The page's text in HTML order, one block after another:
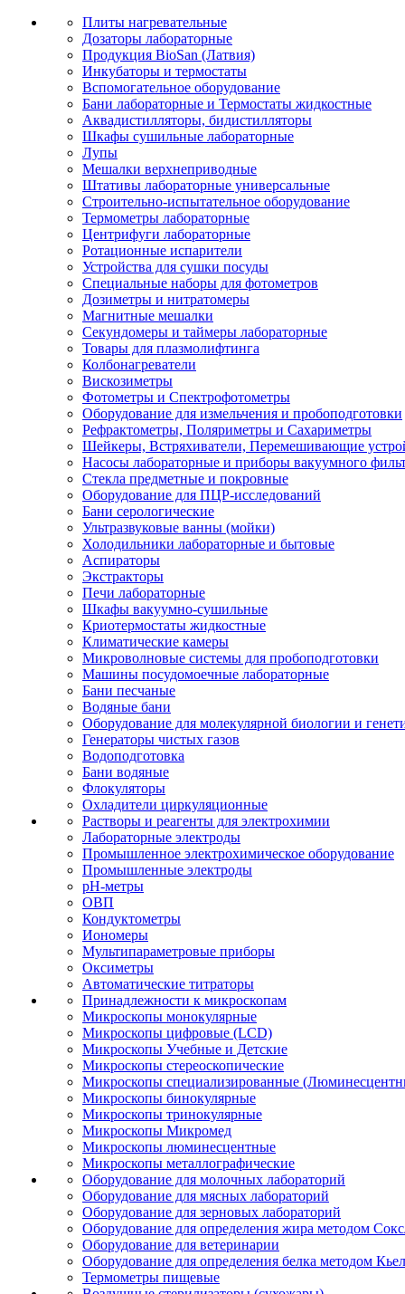
Плиты нагревательные
Дозаторы лабораторные
Продукция BioSan (Латвия)
Инкубаторы и термостаты
Вспомогательное оборудование
Бани лабораторные и Термостаты жидкостные
Аквадистилляторы, бидистилляторы
Шкафы сушильные лабораторные
Лупы
Мешалки верхнеприводные
Штативы лабораторные универсальные
Строительно-испытательное оборудование
Термометры лабораторные
Центрифуги лабораторные
Ротационные испарители
Устройства для сушки посуды
Специальные наборы для фотометров
Дозиметры и нитратомеры
Магнитные мешалки
Секундомеры и таймеры лабораторные
Товары для плазмолифтинга
Колбонагреватели
Вискозиметры
Фотометры и Спектрофотометры
Оборудование для измельчения и пробоподготовки
Рефрактометры, Поляриметры и Сахариметры
Шейкеры, Встряхиватели, Перемешивающие
Насосы лабораторные и приборы вакуумного
Стекла предметные и покровные
Оборудование для ПЦР-исследований
Бани серологические
Ультразвуковые ванны (мойки)
Холодильники лабораторные и бытовые
Аспираторы
Экстракторы
Печи лабораторные
Шкафы вакуумно-сушильные
Криотермостаты жидкостные
Климатические камеры
Микроволновые системы для пробоподготовки
Машины посудомоечные лабораторные
Бани песчаные
Водяные бани
Оборудование для молекулярной биологии и
Генераторы чистых газов
Водоподготовка
Бани водяные
Флокуляторы
Охладители циркуляционные
Растворы и реагенты для электрохимии
Лабораторные электроды
Промышленное электрохимическое оборудование
Промышленные электроды
pH-метры
ОВП
Кондуктометры
Иономеры
Мультипараметровые приборы
Оксиметры
Автоматические титраторы
Принадлежности к микроскопам
Микроскопы монокулярные
Микроскопы цифровые (LCD)
Микроскопы Учебные и Детские
Микроскопы стереоскопические
Микроскопы специализированные
Микроскопы бинокулярные
Микроскопы тринокулярные
Микроскопы Микромед
Микроскопы люминесцентные
Микроскопы металлографические
Оборудование для молочных лабораторий
Оборудование для мясных лабораторий
Оборудование для зерновых лабораторий
Оборудование для определения жира методом
Оборудование для ветеринарии
Оборудование для определения белка методом
Термометры пищевые